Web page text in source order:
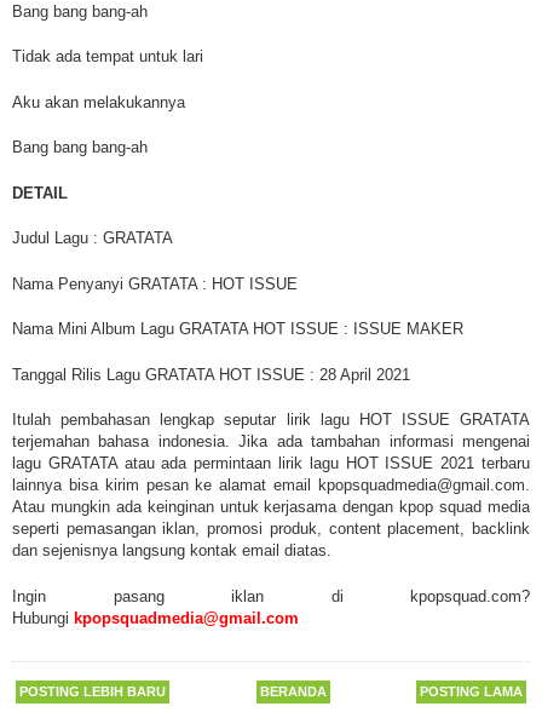
Bang bang bang-ah
Tidak ada tempat untuk lari
Aku akan melakukannya
Bang bang bang-ah
DETAIL
Judul Lagu : GRATATA
Nama Penyanyi GRATATA : HOT ISSUE
Nama Mini Album Lagu GRATATA HOT ISSUE : ISSUE MAKER
Tanggal Rilis Lagu GRATATA HOT ISSUE : 28 April 2021
Itulah pembahasan lengkap seputar lirik lagu HOT ISSUE GRATATA
terjemahan bahasa indonesia. Jika ada tambahan informasi mengenai
lagu GRATATA atau ada permintaan lirik lagu HOT ISSUE 2021 terbaru
lainnya bisa kirim pesan ke alamat email kpopsquadmedia@gmail.com.
Atau mungkin ada keinginan untuk kerjasama dengan kpop squad media
seperti pemasangan iklan, promosi produk, content placement, backlink
dan sejenisnya langsung kontak email diatas.
Ingin pasang iklan di kpopsquad.com?
Hubungi kpopsquadmedia@gmail.com
POSTING LEBIH BARU POSTING LAMA
BERANDA